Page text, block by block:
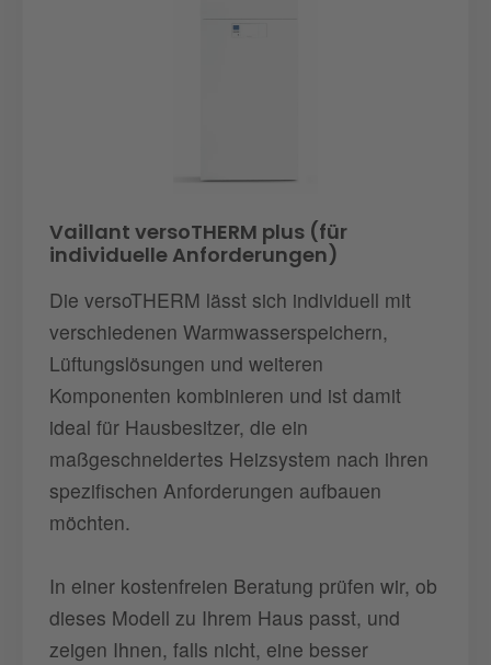
Vaillant versoTHERM plus (für
individuelle Anforderungen)
Die versoTHERM lässt sich individuell mit
verschiedenen Warmwasserspeichern,
Lüftungslösungen und weiteren
Komponenten kombinieren und ist damit
ideal für Hausbesitzer, die ein
maßgeschneidertes Heizsystem nach ihren
spezifischen Anforderungen aufbauen
möchten.
In einer kostenfreien Beratung prüfen wir, ob
dieses Modell zu Ihrem Haus passt, und
zeigen Ihnen, falls nicht, eine besser